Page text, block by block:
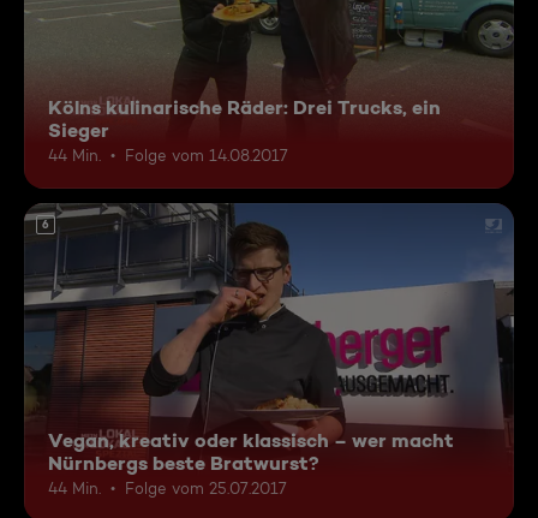
Kölns kulinarische Räder: Drei Trucks, ein
Sieger
44 Min. Folge vom 14.08.2017
6
Vegan, kreativ oder klassisch – wer macht
Nürnbergs beste Bratwurst?
44 Min. Folge vom 25.07.2017